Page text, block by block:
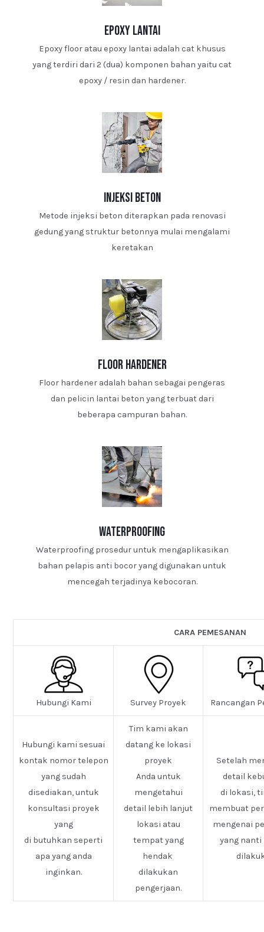
epoxy lantai
Epoxy floor atau epoxy lantai adalah cat khusus
yang terdiri dari 2 (dua) komponen bahan yaitu cat
epoxy / resin dan hardener.
injeksi beton
Metode injeksi beton diterapkan pada renovasi
gedung yang struktur betonnya mulai mengalami
keretakan
floor hardener
Floor hardener adalah bahan sebagai pengeras
dan pelicin lantai beton yang terbuat dari
beberapa campuran bahan.
waterproofing
Waterproofing prosedur untuk mengaplikasikan
bahan pelapis anti bocor yang digunakan untuk
mencegah terjadinya kebocoran.
CARA PEMESANAN
Hubungi Kami Survey Proyek Rancangan
Hubungi kami sesuai
kontak nomor telepon
yang sudah
disediakan, untuk
konsultasi proyek
yang
di butuhkan seperti
apa yang anda
inginkan.
Tim kami akan
datang ke lokasi
proyek
Anda untuk
mengetahui
detail lebih lanjut
lokasi atau
tempat yang
hendak
dilakukan
pengerjaan.
Setelah
detail
di lokasi,
membuat
mengenai
yang nanti